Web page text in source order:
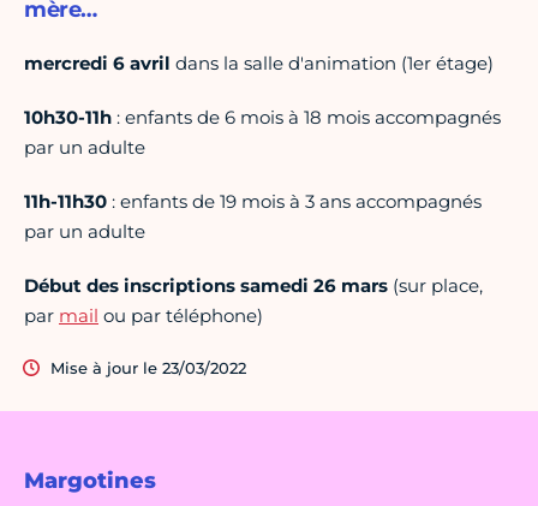
Margotines
mère…
mercredi 6 avril dans la salle d'animation (1er étage)
10h30-11h : enfants de 6 mois à 18 mois accompagnés
par un adulte
11h-11h30 : enfants de 19 mois à 3 ans accompagnés
par un adulte
Début des inscriptions samedi 26 mars (sur place,
par mail ou par téléphone)
Mise à jour le 23/03/2022